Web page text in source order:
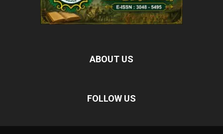
ABOUT US
FOLLOW US